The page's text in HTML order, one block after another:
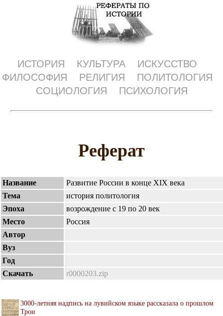
ИСТОРИЯ КУЛЬТУРА
ИСКУССТВО
ФИЛОСОФИЯ
РЕЛИГИЯ
ПОЛИТОЛОГИЯ
СОЦИОЛОГИЯ
ПСИХОЛОГИЯ
Реферат
Название
Развитие России в конце XIX века
Тема
история политология
Эпоха
возрождение с 19 по 20 век
Место
Россия
Автор
Вуз
Год
Скачать
r0000203.zip
3000-летняя надпись на лувийском языке рассказала о прошлом
Трои